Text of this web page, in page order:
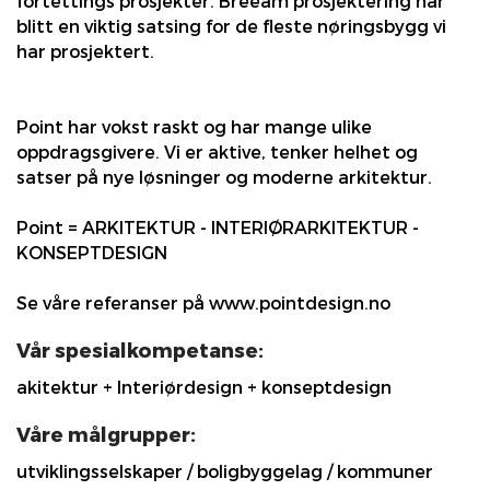
blitt en viktig satsing for de fleste nøringsbygg vi
har prosjektert.
Point har vokst raskt og har mange ulike
oppdragsgivere. Vi er aktive, tenker helhet og
satser på nye løsninger og moderne arkitektur.
Point = ARKITEKTUR - INTERIØRARKITEKTUR -
KONSEPTDESIGN
Se våre referanser på www.pointdesign.no
Vår spesialkompetanse:
akitektur + Interiørdesign + konseptdesign
Våre målgrupper:
utviklingsselskaper / boligbyggelag / kommuner